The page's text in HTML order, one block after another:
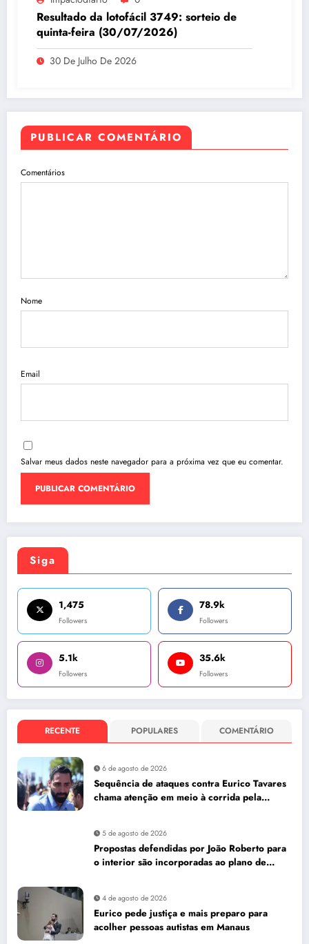
Resultado da lotofácil 3749: sorteio de
quinta-feira (30/07/2026)
30 De Julho De 2026
PUBLICAR COMENTÁRIO
Comentários
Nome
Email
Salvar meus dados neste navegador para a próxima vez que eu comentar.
Siga
1,475
Followers
78.9k
Followers
5.1k
Followers
35.6k
Followers
RECENTE POPULARES COMENTÁRIO
6 de agosto de 2026
Sequência de ataques contra Eurico Tavares
chama atenção em meio à corrida pela
5 de agosto de 2026
Propostas defendidas por João Roberto para
o interior são incorporadas ao plano de
4 de agosto de 2026
Eurico pede justiça e mais preparo para
acolher pessoas autistas em Manaus